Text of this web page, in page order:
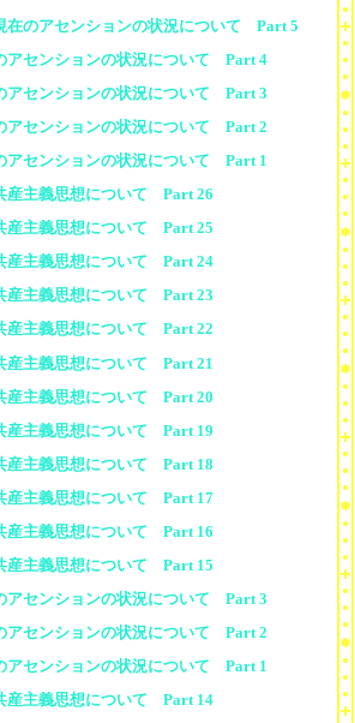
在のアセンションの状況について Part 5
アセンションの状況について Part 4
アセンションの状況について Part 3
アセンションの状況について Part 2
アセンションの状況について Part 1
産主義思想について Part 26
産主義思想について Part 25
産主義思想について Part 24
産主義思想について Part 23
産主義思想について Part 22
産主義思想について Part 21
産主義思想について Part 20
産主義思想について Part 19
産主義思想について Part 18
産主義思想について Part 17
産主義思想について Part 16
産主義思想について Part 15
アセンションの状況について Part 3
アセンションの状況について Part 2
アセンションの状況について Part 1
産主義思想について Part 14